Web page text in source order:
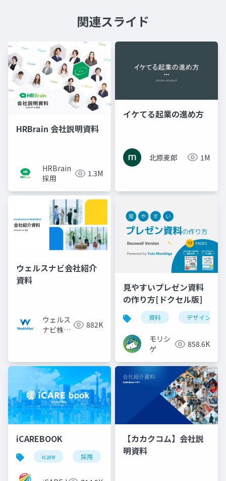
関連スライド
HRBrain 会社説明資料
HRBrain
採用
1.3M
イケてる起業の進め方
北原麦郎 1M
ウェルスナビ会社紹介
資料
ウェルス
ナビ株式
882K
見やすいプレゼン資料
の作り方[ドクセル版]
資料 デザイン
モリシ
ゲ
858.6K
iCAREBOOK
icare 採用 カルチャーデック
【カカクコム】会社説
明資料